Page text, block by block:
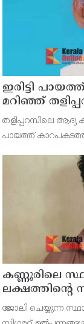
ഇരിട്ടി
മറിഞ്ഞ്
കോണ്‍ഗ്രസ്
തളിപ്പറമ്പിലെ
പായത്ത്
കണ്ണൂരിലെ
ലക്ഷത്തിന്റെ
തെങ്കാശിയിൽ
ജോലി ചെയ്യുന്ന